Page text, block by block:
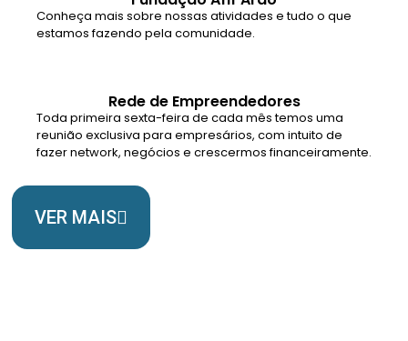
Conheça mais sobre nossas atividades e tudo o que
estamos fazendo pela comunidade.
Rede de Empreendedores
Toda primeira sexta-feira de cada mês temos uma
reunião exclusiva para empresários, com intuito de
fazer network, negócios e crescermos financeiramente.
VER MAIS